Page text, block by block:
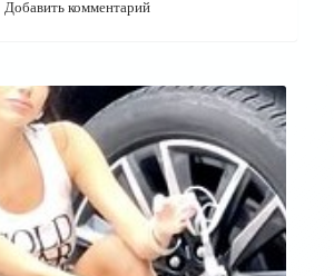
Добавить комментарий